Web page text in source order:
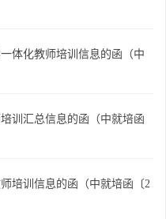
体化教师培训信息的函（中
训汇总信息的函（中就培函
培训信息的函（中就培函〔2